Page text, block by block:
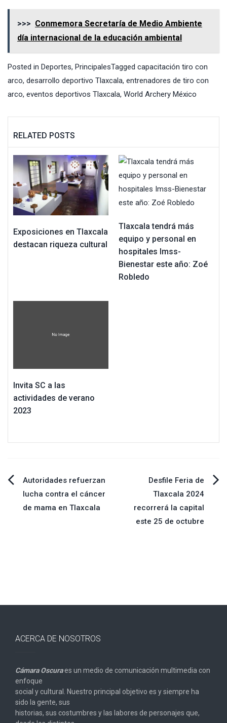
>>> Conmemora Secretaría de Medio Ambiente
día internacional de la educación ambiental
Posted in Deportes, PrincipalesTagged capacitación tiro con
arco, desarrollo deportivo Tlaxcala, entrenadores de tiro con
arco, eventos deportivos Tlaxcala, World Archery México
RELATED POSTS
Exposiciones en Tlaxcala
destacan riqueza cultural
Tlaxcala tendrá más
equipo y personal en
hospitales Imss-
Bienestar este año: Zoé
Robledo
Invita SC a las
actividades de verano
2023
Navegación
de
Autoridades refuerzan
lucha contra el cáncer
de mama en Tlaxcala
Desfile Feria de
Tlaxcala 2024
recorrerá la capital
este 25 de octubre
ACERCA DE NOSOTROS
Cámara Oscuraes un medio de comunicación multimedia con
enfoque
social y cultural. Nuestro principal objetivo es y siempre ha
sido la gente, sus
historias, sus costumbres y las labores de personajes que,